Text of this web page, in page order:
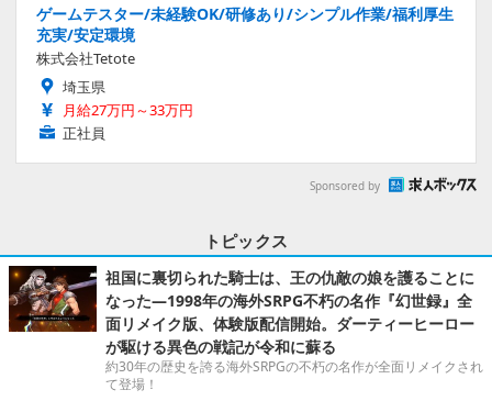
ゲームテスター/未経験OK/研修あり/シンプル作業/福利厚生
充実/安定環境
株式会社Tetote
埼玉県
月給27万円～33万円
正社員
Sponsored by
トピックス
祖国に裏切られた騎士は、王の仇敵の娘を護ることに
なった―1998年の海外SRPG不朽の名作『幻世録』全
面リメイク版、体験版配信開始。ダーティーヒーロー
が駆ける異色の戦記が令和に蘇る
約30年の歴史を誇る海外SRPGの不朽の名作が全面リメイクされ
て登場！